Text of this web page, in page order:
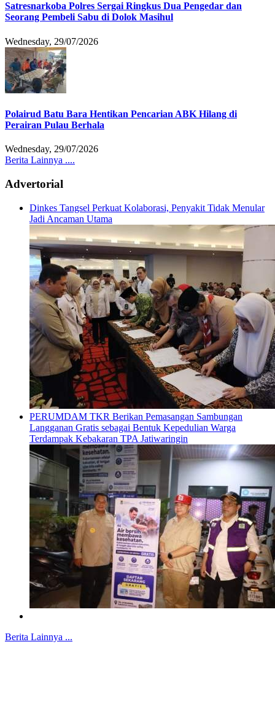
Satresnarkoba Polres Sergai Ringkus Dua Pengedar dan
Seorang Pembeli Sabu di Dolok Masihul
Wednesday, 29/07/2026
Polairud Batu Bara Hentikan Pencarian ABK Hilang di
Perairan Pulau Berhala
Wednesday, 29/07/2026
Berita Lainnya ....
Advertorial
Dinkes Tangsel Perkuat Kolaborasi, Penyakit Tidak Menular
Jadi Ancaman Utama
PERUMDAM TKR Berikan Pemasangan Sambungan
Langganan Gratis sebagai Bentuk Kepedulian Warga
Terdampak Kebakaran TPA Jatiwaringin
Berita Lainnya ...